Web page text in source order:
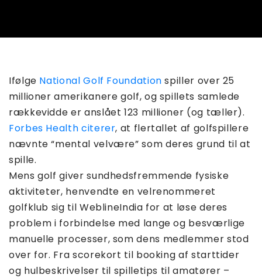
Ifølge National Golf Foundation spiller over 25
millioner amerikanere golf, og spillets samlede
rækkevidde er anslået 123 millioner (og tæller).
Forbes Health citerer, at flertallet af golfspillere
nævnte “mental velvære” som deres grund til at
spille.
Mens golf giver sundhedsfremmende fysiske
aktiviteter, henvendte en velrenommeret
golfklub sig til WeblineIndia for at løse deres
problem i forbindelse med lange og besværlige
manuelle processer, som dens medlemmer stod
over for. Fra scorekort til booking af starttider
og hulbeskrivelser til spilletips til amatører –